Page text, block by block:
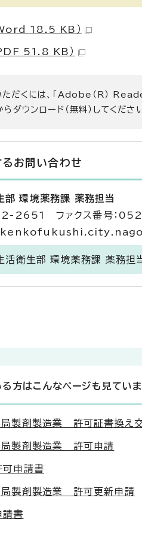
18.5 KB）
51.8 KB）
だくには、「Adobe（R）
らダウンロード（無料）してください
お問い合わせ
部 環境薬務課 薬務担当
2651 ファクス番号：
活衛生部 環境薬務課 薬務担
方はこんなページも見てい
局製剤製造業 許可証書換え
局製剤製造業 許可申請
申請書
局製剤製造業 許可更新申請
書